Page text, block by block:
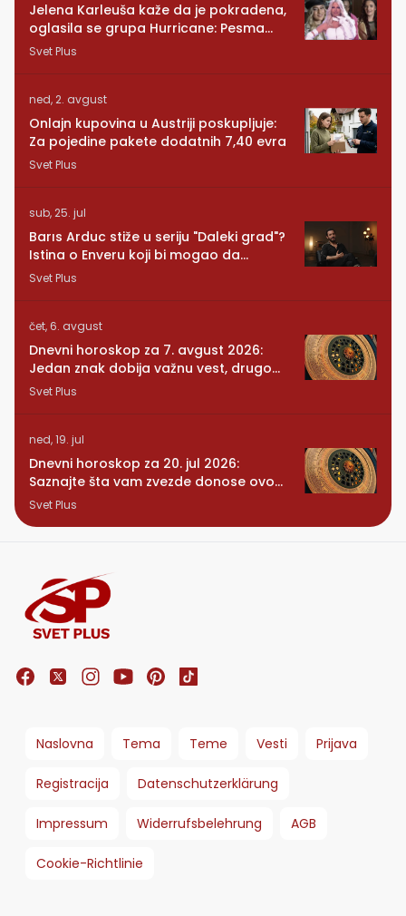
Jelena Karleuša kaže da je pokradena,
oglasila se grupa Hurricane: Pesma
RUNDE je naša!
Svet Plus
ned, 2. avgust
Onlajn kupovina u Austriji poskupljuje:
Za pojedine pakete dodatnih 7,40 evra
Svet Plus
sub, 25. jul
Barıs Arduc stiže u seriju "Daleki grad"?
Istina o Enveru koji bi mogao da
promeni sve
Svet Plus
čet, 6. avgust
Dnevni horoskop za 7. avgust 2026:
Jedan znak dobija važnu vest, drugom
se vraća osoba iz prošlosti
Svet Plus
ned, 19. jul
Dnevni horoskop za 20. jul 2026:
Saznajte šta vam zvezde donose ovog
ponedeljka
Svet Plus
Naslovna Tema Teme Vesti Prijava
Registracija Datenschutzerklärung
Impressum Widerrufsbelehrung AGB
Cookie-Richtlinie